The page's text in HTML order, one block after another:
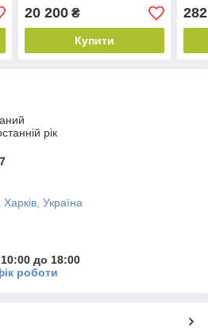
20 200₴
Купити
рік
Україна
до 18:00
роботи